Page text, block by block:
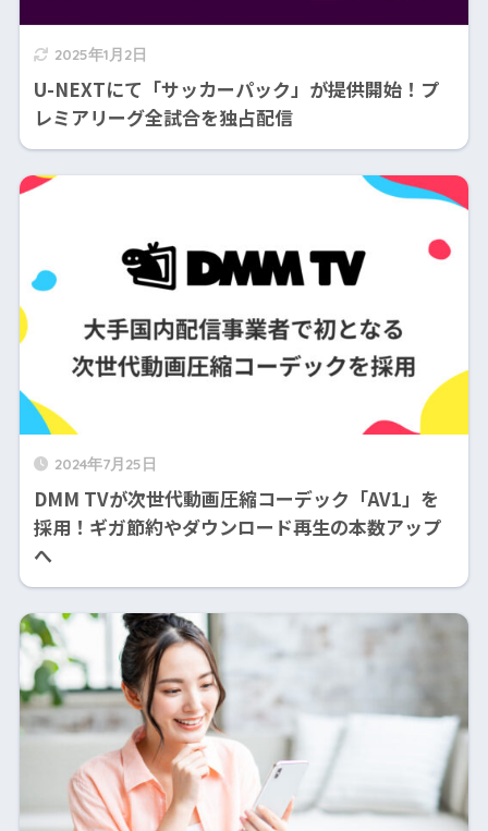
2025年1月2日
U-NEXTにて「サッカーパック」が提供開始！プ
レミアリーグ全試合を独占配信
2024年7月25日
DMM TVが次世代動画圧縮コーデック「AV1」を
採用！ギガ節約やダウンロード再生の本数アップ
へ